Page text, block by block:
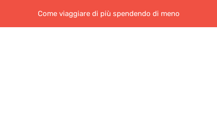
Come viaggiare di più spendendo di meno